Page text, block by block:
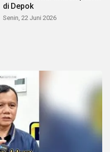
di Depok
Senin, 22 Juni 2026